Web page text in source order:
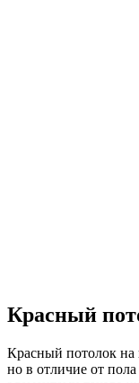
Красный
Красный потолок на
но в отличие от